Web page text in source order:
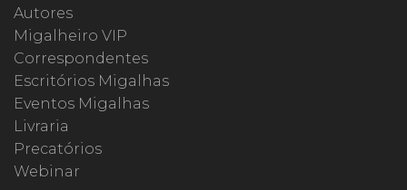
Autores
Migalheiro VIP
Correspondentes
Escritórios Migalhas
Eventos Migalhas
Livraria
Precatórios
Webinar